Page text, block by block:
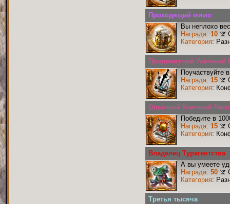
Проходящий мимо
Вы неплохо
Награда: 10
Категория:
Продвинутый Уличный
Поучаствуйте
Награда: 15
Категория:
Опытный Уличный
Победите в
Награда: 15
Категория:
Владелец Турагентства
А вы умеете
Награда: 50
Категория:
Третья тысяча